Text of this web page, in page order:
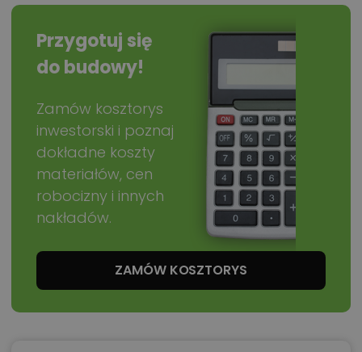
Przygotuj się
do budowy!
Zamów kosztorys
inwestorski i poznaj
dokładne koszty
materiałów, cen
robocizny i innych
nakładów.
ZAMÓW KOSZTORYS